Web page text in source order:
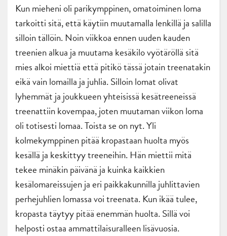
Kun mieheni oli parikymppinen, omatoiminen loma
tarkoitti sitä, että käytiin muutamalla lenkillä ja salilla
silloin tällöin. Noin viikkoa ennen uuden kauden
treenien alkua ja muutama kesäkilo vyötäröllä sitä
mies alkoi miettiä että pitikö tässä jotain treenatakin
eikä vain lomailla ja juhlia. Silloin lomat olivat
lyhemmät ja joukkueen yhteisissä kesätreeneissä
treenattiin kovempaa, joten muutaman viikon loma
oli totisesti lomaa. Toista se on nyt. Yli
kolmekymppinen pitää kropastaan huolta myös
kesällä ja keskittyy treeneihin. Hän miettii mitä
tekee minäkin päivänä ja kuinka kaikkien
kesälomareissujen ja eri paikkakunnilla juhlittavien
perhejuhlien lomassa voi treenata. Kun ikää tulee,
kropasta täytyy pitää enemmän huolta. Sillä voi
helposti ostaa ammattilaisuralleen lisävuosia.